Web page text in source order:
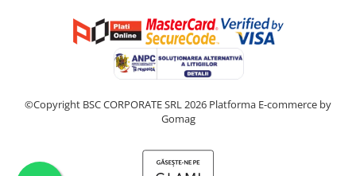
©Copyright BSC CORPORATE SRL 2026 Platforma E-commerce by
Gomag